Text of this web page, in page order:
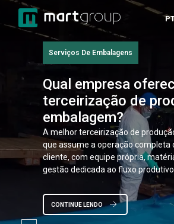
Serviços De Embalagens
Qual empresa
terceirização de
embalagem?
A melhor terceirização de
que assume a operação completa
cliente, com equipe própria,
gestão dedicada ao fluxo produtivo.
CONTINUE LENDO